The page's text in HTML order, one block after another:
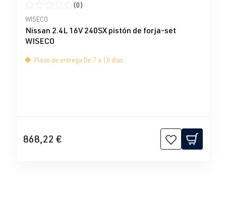
Calificación promedio de 0 de 5 estrellas
(0)
WISECO
Nissan 2.4L 16V 240SX pistón de forja-set
WISECO
Plazo de entrega De 7 a 10 días
868,22 €